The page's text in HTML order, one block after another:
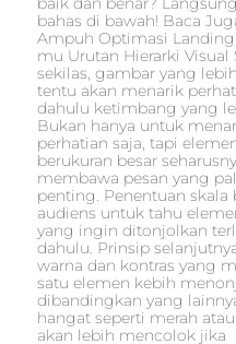
bahas di bawah! Baca
Ampuh Optimasi
mu Urutan Hierarki Visual
sekilas, gambar yang
tentu akan menarik
dahulu ketimbang yang
Bukan hanya untuk
perhatian saja, tapi
berukuran besar
membawa pesan yang
penting. Penentuan skala
audiens untuk tahu
yang ingin ditonjolkan
dahulu. Prinsip
warna dan kontras yang
satu elemen kebih
dibandingkan yang
hangat seperti merah
akan lebih mencolok jika